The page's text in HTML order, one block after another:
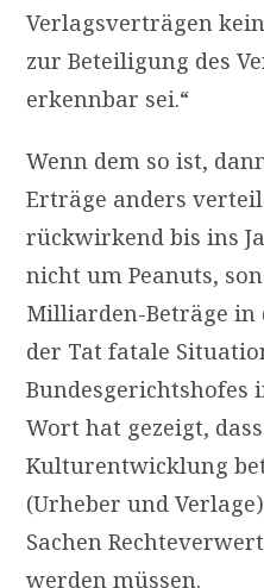
Verlagsverträgen
zur Beteiligung des
erkennbar sei.“
Wenn dem so ist,
Erträge anders
rückwirkend bis ins
nicht um Peanuts,
Milliarden-Beträge in
der Tat fatale
Bundesgerichtshofes
Wort hat gezeigt,
Kulturentwicklung
(Urheber und
Sachen
werden müssen.